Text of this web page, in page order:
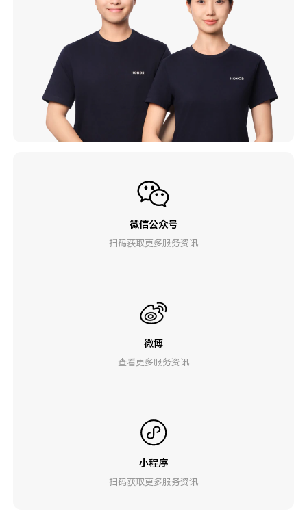
微信公众号
扫码获取更多服务资讯
微博
查看更多服务资讯
小程序
扫码获取更多服务资讯